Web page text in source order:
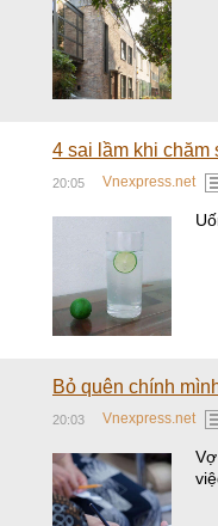
4 sai lầm khi chăm
20:05 Vnexpress.net
Bỏ quên chính
20:03 Vnexpress.net